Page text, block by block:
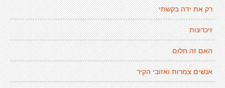
רק את ידה בקשתי
זיכרונות
האם זה חלום
אנשים צמרות ואזובי הקיר